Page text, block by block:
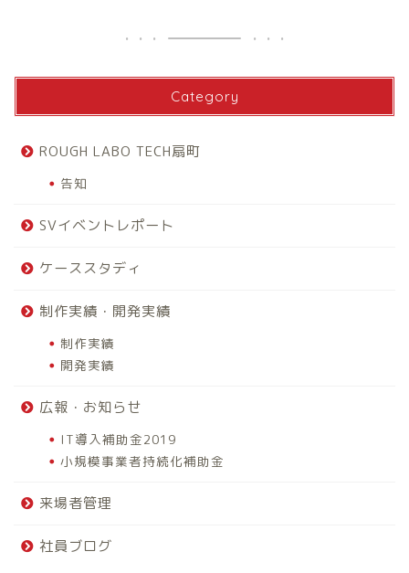
Category
ROUGH LABO TECH扇町
告知
SVイベントレポート
ケーススタディ
制作実績・開発実績
制作実績
開発実績
広報・お知らせ
IT導入補助金2019
小規模事業者持続化補助金
来場者管理
社員ブログ